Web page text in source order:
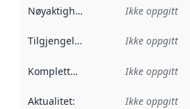
Nøyaktighet Ikke oppgitt
Tilgjengelighet Ikke oppgitt
Kompletthet Ikke oppgitt
Aktualitet: Ikke oppgitt